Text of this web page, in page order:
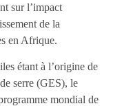
sur l’impact
de la
en Afrique.
étant à l’origine de
serre (GES), le
mondial de